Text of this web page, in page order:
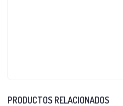
PRODUCTOS RELACIONADOS